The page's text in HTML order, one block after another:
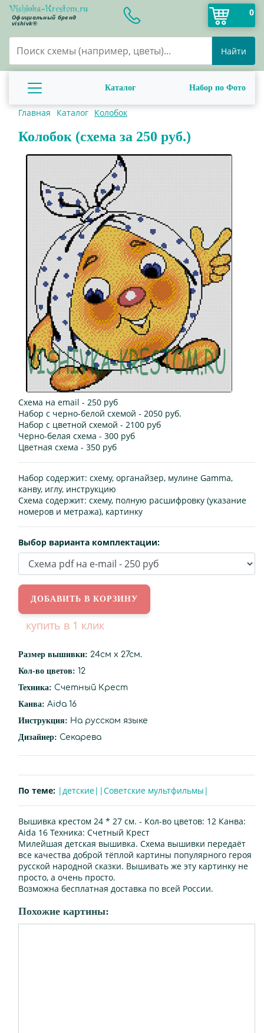
Официальный бренд
vishivk®
0
Найти
Каталог Набор по Фото
Главная Каталог Колобок
Колобок (схема за 250 руб.)
Схема на email - 250 руб
Набор с черно-белой схемой - 2050 руб.
Набор с цветной схемой - 2100 руб
Черно-белая схема - 300 руб
Цветная схема - 350 руб
Набор содержит: схему, органайзер, мулине Gamma,
канву, иглу, инструкцию
Схема содержит: схему, полную расшифровку (указание
номеров и метража), картинку
Выбор варианта комплектации:
купить в 1 клик
Размер вышивки: 24см х 27см.
Кол-во цветов: 12
Техника: Счетный Крест
Канва: Aida 16
Инструкция: На русском языке
Дизайнер: Секарева
По теме: |детские| |Советские мультфильмы|
Вышивка крестом 24 * 27 см. - Кол-во цветов: 12 Канва:
Aida 16 Техника: Счетный Крест
Милейшая детская вышивка. Схема вышивки передаёт
все качества доброй тёплой картины популярного героя
русской народной сказки. Вышивать же эту картинку не
просто, а очень просто.
Возможна бесплатная доставка по всей России.
Похожие картины: